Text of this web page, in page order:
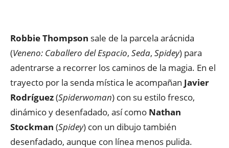
Robbie Thompson sale de la parcela arácnida
(Veneno: Caballero del Espacio, Seda, Spidey) para
adentrarse a recorrer los caminos de la magia. En el
trayecto por la senda mística le acompañan Javier
Rodríguez(Spiderwoman) con su estilo fresco,
dinámico y desenfadado, así como Nathan
Stockman (Spidey) con un dibujo también
desenfadado, aunque con línea menos pulida.